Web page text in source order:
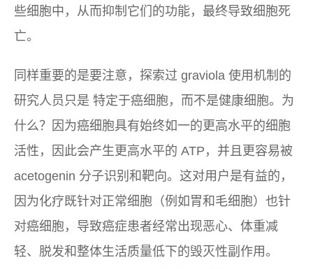
些细胞中，从而抑制它们的功能，最终导致细胞死
亡。
同样重要的是要注意，探索过 graviola 使用机制的
研究人员 只是 特定于癌细胞，而不是健康细胞。为
什么？因为癌细胞具有始终如一的更高水平的细胞
活性，因此会产生更高水平的 ATP，并且更容易被
acetogenin 分子识别和靶向。这对用户是有益的，
因为化疗既针对正常细胞（例如胃和毛细胞）也针
对癌细胞，导致癌症患者经常出现恶心、体重减
轻、脱发和整体生活质量低下的毁灭性副作用。